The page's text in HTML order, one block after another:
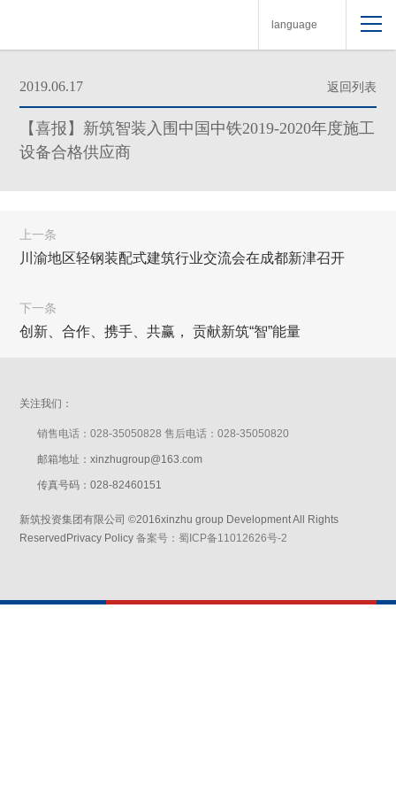
language
返回列表
2019.06.17
【喜报】新筑智装入围中国中铁2019-2020年度施工
设备合格供应商
上一条
川渝地区轻钢装配式建筑行业交流会在成都新津召开
下一条
创新、合作、携手、共赢， 贡献新筑“智”能量
关注我们：
销售电话：028-35050828 售后电话：028-35050820
邮箱地址：xinzhugroup@163.com
传真号码：028-82460151
新筑投资集团有限公司 ©2016xinzhu group Development All Rights
ReservedPrivacy Policy备案号：蜀ICP备11012626号-2